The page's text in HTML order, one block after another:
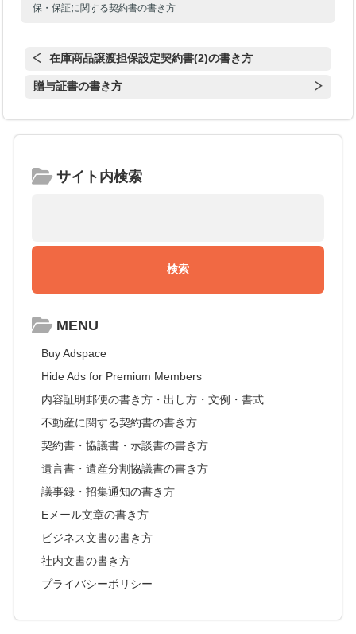
保・保証に関する契約書の書き方
在庫商品譲渡担保設定契約書(2)の書き方
贈与証書の書き方
サイト内検索
MENU
Buy Adspace
Hide Ads for Premium Members
内容証明郵便の書き方・出し方・文例・書式
不動産に関する契約書の書き方
契約書・協議書・示談書の書き方
遺言書・遺産分割協議書の書き方
議事録・招集通知の書き方
Eメール文章の書き方
ビジネス文書の書き方
社内文書の書き方
プライバシーポリシー